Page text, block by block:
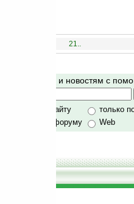
21..
Поиск по сайту и новостям с
только по сайту
только
по сайту и форуму
Web